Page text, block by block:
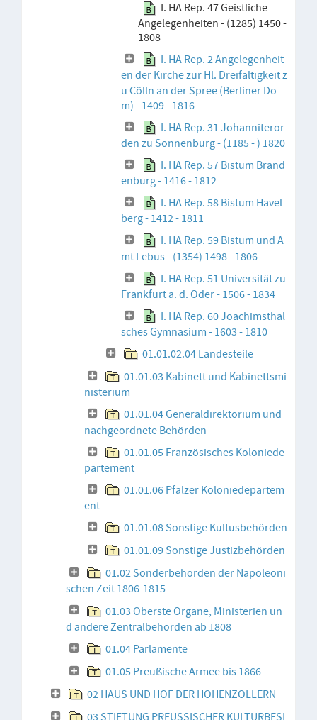
I. HA Rep. 47 Geistliche
Angelegenheiten - (1285) 1450 -
1808
I. HA Rep. 2 Angelegenheit
en der Kirche zur Hl. Dreifaltigkeit z
u Cölln an der Spree (Berliner Do
m) - 1409 - 1816
I. HA Rep. 31 Johanniteror
den zu Sonnenburg - (1185 - ) 1820
I. HA Rep. 57 Bistum Brand
enburg - 1416 - 1812
I. HA Rep. 58 Bistum Havel
berg - 1412 - 1811
I. HA Rep. 59 Bistum und A
mt Lebus - (1354) 1498 - 1806
I. HA Rep. 51 Universität zu
Frankfurt a. d. Oder - 1506 - 1834
I. HA Rep. 60 Joachimsthal
sches Gymnasium - 1603 - 1810
01.01.02.04 Landesteile
01.01.03 Kabinett und Kabinettsmi
nisterium
01.01.04 Generaldirektorium und
nachgeordnete Behörden
01.01.05 Französisches Koloniede
partement
01.01.06 Pfälzer Koloniedepartem
ent
01.01.08 Sonstige Kultusbehörden
01.01.09 Sonstige Justizbehörden
01.02 Sonderbehörden der Napoleoni
schen Zeit 1806-1815
01.03 Oberste Organe, Ministerien un
d andere Zentralbehörden ab 1808
01.04 Parlamente
01.05 Preußische Armee bis 1866
02 HAUS UND HOF DER HOHENZOLLERN